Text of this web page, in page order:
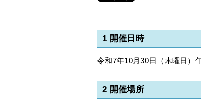
1 開催日時
令和7年10月30日（木曜日）
2 開催場所